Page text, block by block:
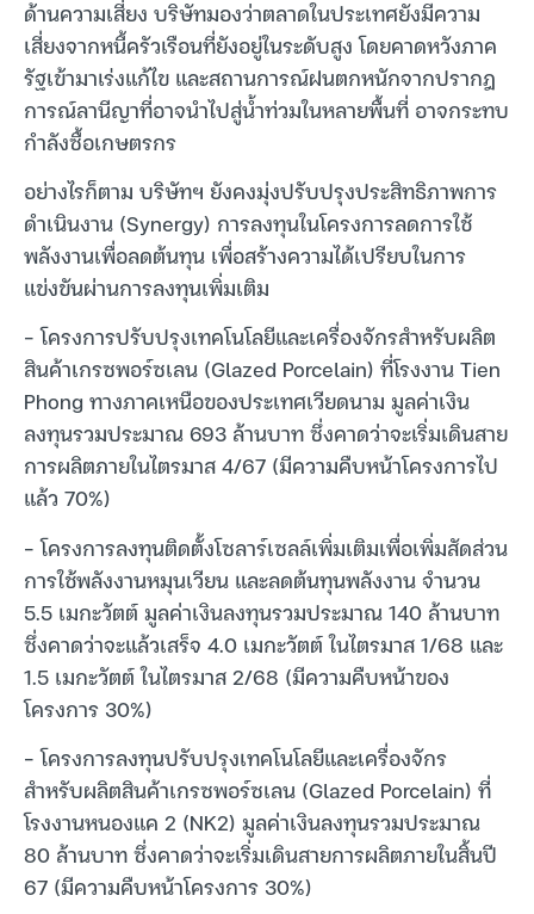
ด้านความเสี่ยง บริษัทมองว่าตลาดในประเทศยังมีความ
เสี่ยงจากหนี้ครัวเรือนที่ยังอยู่ในระดับสูง โดยคาดหวังภาค
รัฐเข้ามาเร่งแก้ไข และสถานการณ์ฝนตกหนักจากปรากฎ
การณ์ลานีญาที่อาจนำไปสู่น้ำท่วมในหลายพื้นที่ อาจกระทบ
กำลังซื้อเกษตรกร
อย่างไรก็ตาม บริษัทฯ ยังคงมุ่งปรับปรุงประสิทธิภาพการ
ดำเนินงาน (Synergy) การลงทุนในโครงการลดการใช้
พลังงานเพื่อลดต้นทุน เพื่อสร้างความได้เปรียบในการ
แข่งขันผ่านการลงทุนเพิ่มเติม
– โครงการปรับปรุงเทคโนโลยีและเครื่องจักรสำหรับผลิต
สินค้าเกรซพอร์ซเลน (Glazed Porcelain) ที่โรงงาน Tien
Phong ทางภาคเหนือของประเทศเวียดนาม มูลค่าเงิน
ลงทุนรวมประมาณ 693 ล้านบาท ซึ่งคาดว่าจะเริ่มเดินสาย
การผลิตภายในไตรมาส 4/67 (มีความคืบหน้าโครงการไป
แล้ว 70%)
– โครงการลงทุนติดตั้งโซลาร์เซลล์เพิ่มเติมเพื่อเพิ่มสัดส่วน
การใช้พลังงานหมุนเวียน และลดต้นทุนพลังงาน จำนวน
5.5 เมกะวัตต์ มูลค่าเงินลงทุนรวมประมาณ 140 ล้านบาท
ซึ่งคาดว่าจะแล้วเสร็จ 4.0 เมกะวัตต์ ในไตรมาส 1/68 และ
1.5 เมกะวัตต์ ในไตรมาส 2/68 (มีความคืบหน้าของ
โครงการ 30%)
– โครงการลงทุนปรับปรุงเทคโนโลยีและเครื่องจักร
สำหรับผลิตสินค้าเกรซพอร์ซเลน (Glazed Porcelain) ที่
โรงงานหนองแค 2 (NK2) มูลค่าเงินลงทุนรวมประมาณ
80 ล้านบาท ซึ่งคาดว่าจะเริ่มเดินสายการผลิตภายในสิ้นปี
67 (มีความคืบหน้าโครงการ 30%)